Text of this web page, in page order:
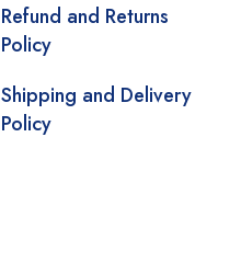
Refund and Returns
Policy
Shipping and Delivery
Policy